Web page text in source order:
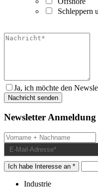
Schleppern
Ja, ich möchte den
Newsletter Anmeldung
Ich habe Interesse an *
Industrie